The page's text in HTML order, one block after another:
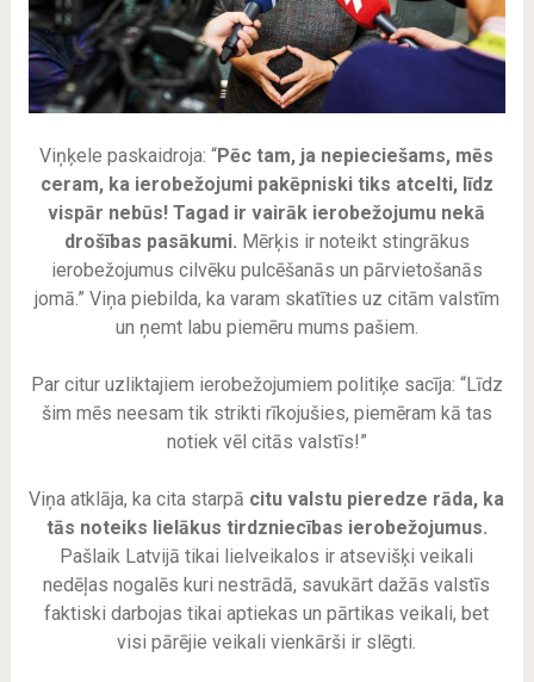
Viņķele paskaidroja: “Pēc tam, ja nepieciešams, mēs
ceram, ka ierobežojumi pakēpniski tiks atcelti, līdz
vispār nebūs! Tagad ir vairāk ierobežojumu nekā
drošības pasākumi. Mērķis ir noteikt stingrākus
ierobežojumus cilvēku pulcēšanās un pārvietošanās
jomā.” Viņa piebilda, ka varam skatīties uz citām valstīm
un ņemt labu piemēru mums pašiem.
Par citur uzliktajiem ierobežojumiem politiķe sacīja: “Līdz
šim mēs neesam tik strikti rīkojušies, piemēram kā tas
notiek vēl citās valstīs!”
Viņa atklāja, ka cita starpā citu valstu pieredze rāda, ka
tās noteiks lielākus tirdzniecības ierobežojumus.
Pašlaik Latvijā tikai lielveikalos ir atsevišķi veikali
nedēļas nogalēs kuri nestrādā, savukārt dažās valstīs
faktiski darbojas tikai aptiekas un pārtikas veikali, bet
visi pārējie veikali vienkārši ir slēgti.